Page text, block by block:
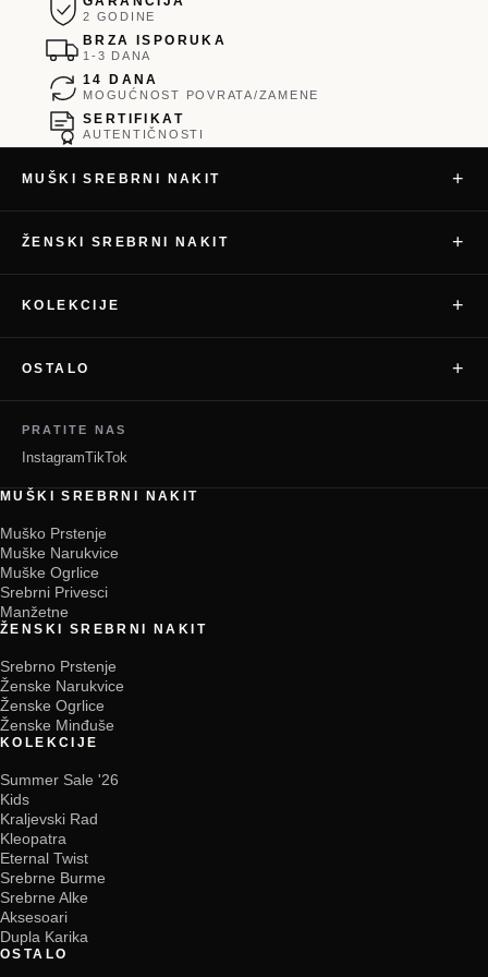
2 GODINE
BRZA ISPORUKA
1-3 DANA
14 DANA
MOGUĆNOST POVRATA/ZAMENE
SERTIFIKAT
AUTENTIČNOSTI
MUŠKI SREBRNI NAKIT +
ŽENSKI SREBRNI NAKIT +
KOLEKCIJE +
OSTALO +
PRATITE NAS
InstagramTikTok
MUŠKI SREBRNI NAKIT
Muško Prstenje
Muške Narukvice
Muške Ogrlice
Srebrni Privesci
Manžetne
ŽENSKI SREBRNI NAKIT
Srebrno Prstenje
Ženske Narukvice
Ženske Ogrlice
Ženske Minđuše
KOLEKCIJE
Summer Sale '26
Kids
Kraljevski Rad
Kleopatra
Eternal Twist
Srebrne Burme
Srebrne Alke
Aksesoari
Dupla Karika
OSTALO